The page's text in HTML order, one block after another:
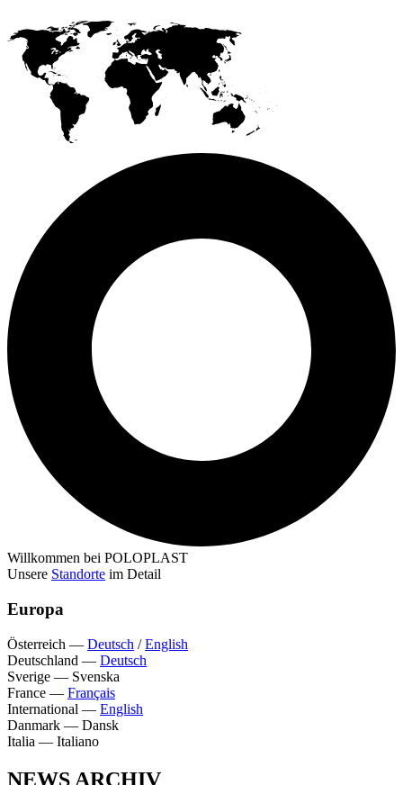
Willkommen bei POLOPLAST
Unsere Standorte im Detail
Europa
Österreich — Deutsch /English
Deutschland — Deutsch
Sverige — Svenska
France — Français
International — English
Danmark — Dansk
Italia — Italiano
NEWS ARCHIV